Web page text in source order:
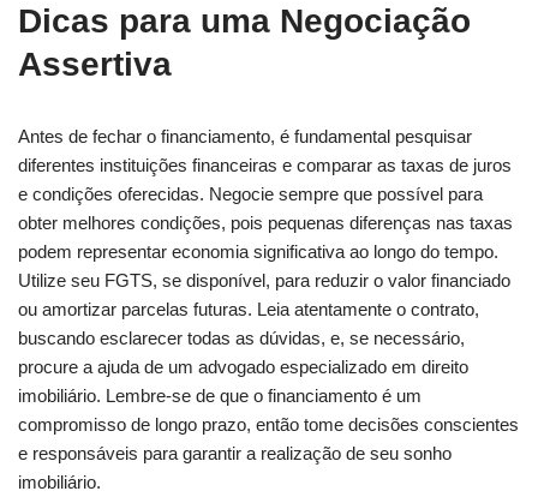
Dicas para uma Negociação
Assertiva
Antes de fechar o financiamento, é fundamental pesquisar
diferentes instituições financeiras e comparar as taxas de juros
e condições oferecidas. Negocie sempre que possível para
obter melhores condições, pois pequenas diferenças nas taxas
podem representar economia significativa ao longo do tempo.
Utilize seu FGTS, se disponível, para reduzir o valor financiado
ou amortizar parcelas futuras. Leia atentamente o contrato,
buscando esclarecer todas as dúvidas, e, se necessário,
procure a ajuda de um advogado especializado em direito
imobiliário. Lembre-se de que o financiamento é um
compromisso de longo prazo, então tome decisões conscientes
e responsáveis para garantir a realização de seu sonho
imobiliário.